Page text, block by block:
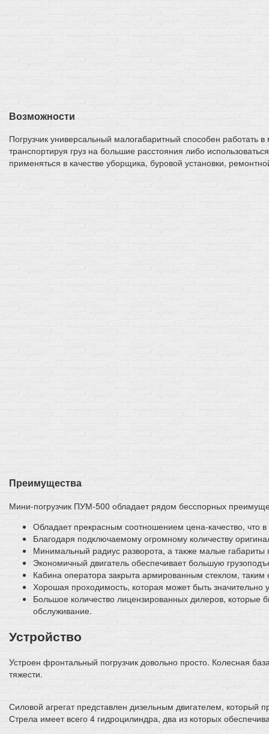
Возможности
Погрузчик универсальный малогабаритный способен работать
транспортируя груз на большие расстояния либо
применяться в качестве уборщика, буровой установки,
Преимущества
Мини-погрузчик ПУМ-500 обладает рядом бесспорных
Обладает прекрасным соотношением цена-качество, что
Благодаря подключаемому огромному количеству
Минимальный радиус разворота, а также малые габариты
Экономичный двигатель обеспечивает большую
Кабина оператора закрыта армированным стеклом,
Хорошая проходимость, которая может быть
Большое количество лицензированных дилеров, которые
обслуживание.
Устройство
Устроен фронтальный погрузчик довольно просто. Колесная
тяжести.
Силовой агрегат представлен дизельным двигателем, который
Стрела имеет всего 4 гидроцилиндра, два из которых